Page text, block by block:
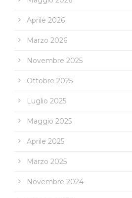
Aprile 2026
Marzo 2026
Novembre 2025
Ottobre 2025
Luglio 2025
Maggio 2025
Aprile 2025
Marzo 2025
Novembre 2024